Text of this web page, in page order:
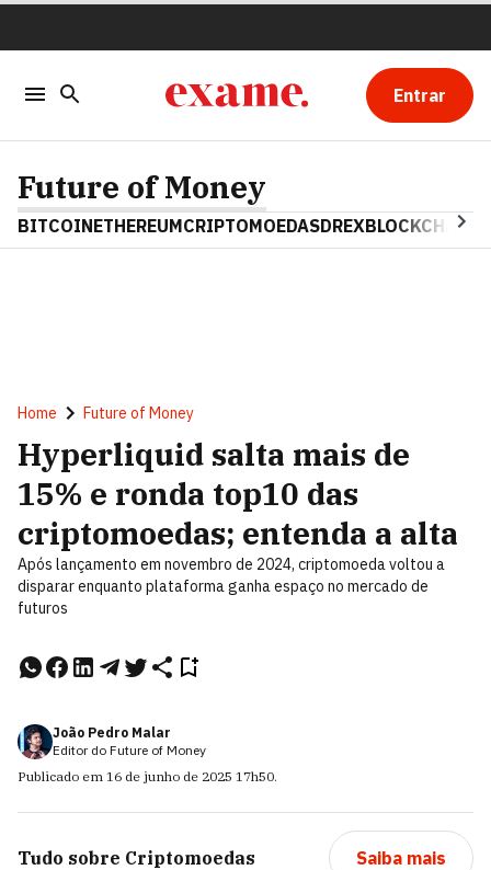
Entrar
Future of Money
BITCOINETHEREUMCRIPTOMOEDASDREXBLOCKCHAIN
Home Future of Money
Hyperliquid salta mais de
15% e ronda top10 das
criptomoedas; entenda a alta
Após lançamento em novembro de 2024, criptomoeda voltou a
disparar enquanto plataforma ganha espaço no mercado de
futuros
João Pedro Malar
Editor do Future of Money
Publicado em 16 de junho de 2025 17h50.
Tudo sobre Criptomoedas Saiba mais